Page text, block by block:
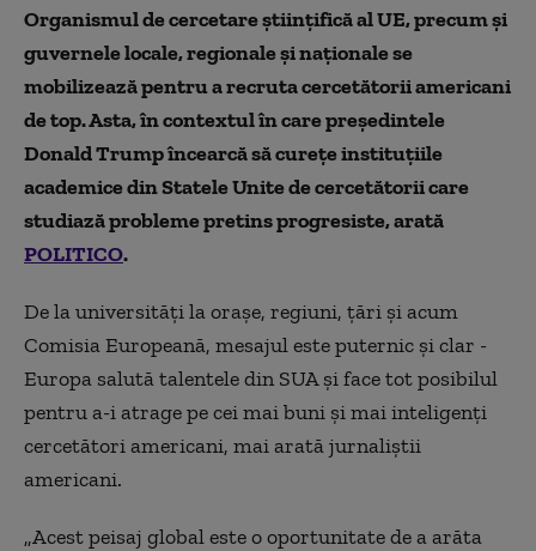
Organismul de cercetare științifică al UE, precum și
guvernele locale, regionale și naționale se
mobilizează pentru a recruta cercetătorii americani
de top. Asta, în contextul în care președintele
Donald Trump încearcă să curețe instituțiile
academice din Statele Unite de cercetătorii care
studiază probleme pretins progresiste, arată
POLITICO.
De la universități la orașe, regiuni, țări și acum
Comisia Europeană, mesajul este puternic și clar -
Europa salută talentele din SUA și face tot posibilul
pentru a-i atrage pe cei mai buni și mai inteligenți
cercetători americani, mai arată jurnaliștii
americani.
„Acest peisaj global este o oportunitate de a arăta